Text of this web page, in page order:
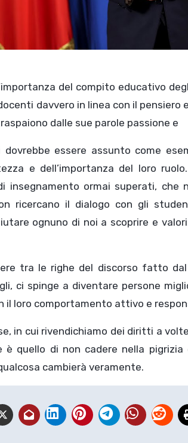
del compito educativo
davvero in linea con il pensiero
dalle sue parole passione e
dovrebbe essere assunto come
e dell’importanza del loro
insegnamento ormai superati, che
ricercano il dialogo con gli
ognuno di noi a scoprire e
tra le righe del discorso fatto
ci spinge a diventare persone
il loro comportamento attivo e
in cui rivendichiamo dei diritti a
è quello di non cadere nella
cambierà veramente.